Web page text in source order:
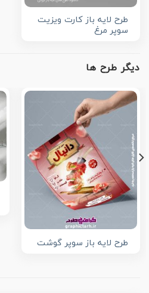
طرح لایه باز کارت ویزیت
سوپر مرغ
دیگر طرح ها
طرح لایه باز سوپر گوشت